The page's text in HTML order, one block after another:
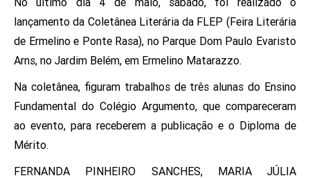
lançamento da Coletânea Literária da FLEP (Feira Literária
de Ermelino e Ponte Rasa), no Parque Dom Paulo Evaristo
Arns, no Jardim Belém, em Ermelino Matarazzo.
Na coletânea, figuram trabalhos de três alunas do Ensino
Fundamental do Colégio Argumento, que compareceram
ao evento, para receberem a publicação e o Diploma de
Mérito.
FERNANDA PINHEIRO SANCHES, MARIA JÚLIA